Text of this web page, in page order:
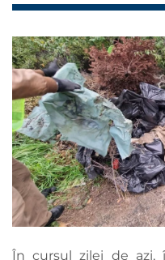
În cursul zilei de azi,